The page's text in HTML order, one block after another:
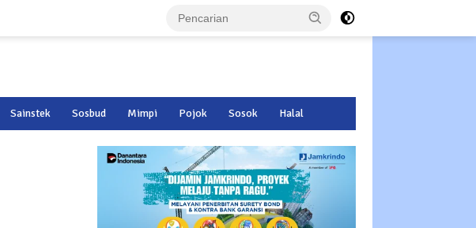
Sainstek Sosbud Mimpi Pojok Sosok Halal